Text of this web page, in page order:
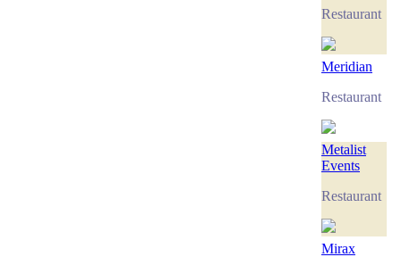
Restaurant
Meridian
Restaurant
Metalist
Events
Restaurant
Mirax